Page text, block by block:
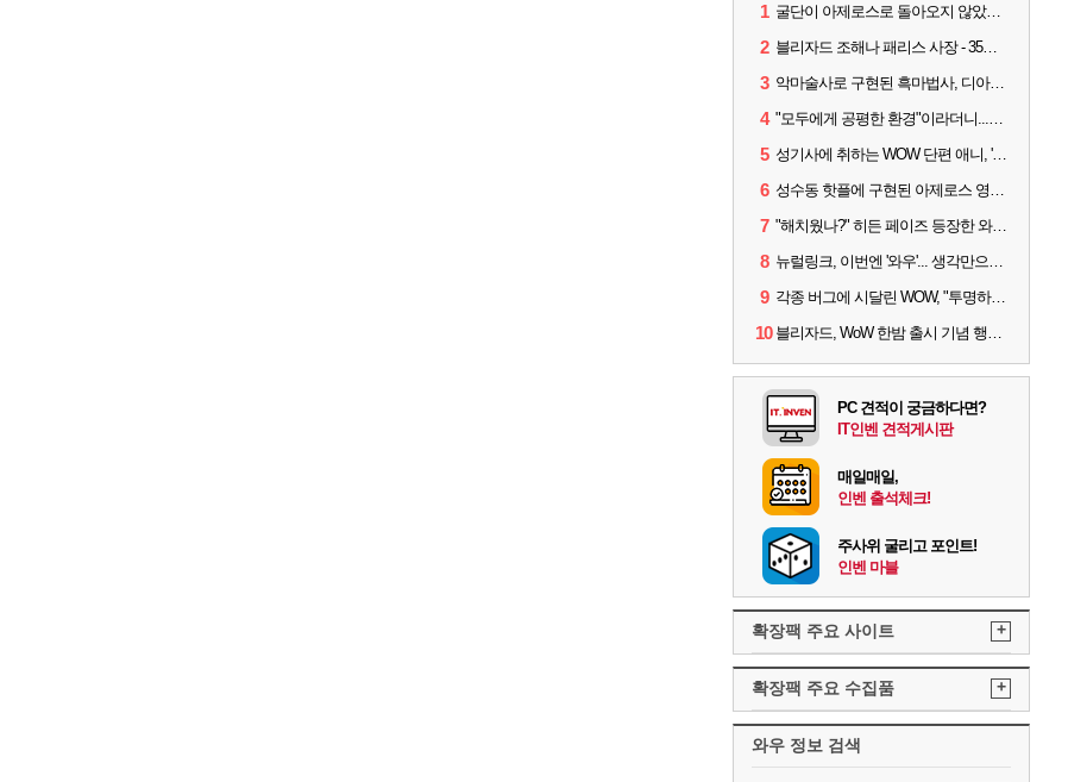
1 굴단이 아제로스로 돌아오지 않았다면? 와우 클래식+ 주목
2 블리자드 조해나 패리스 사장 - 35년 역사, 그리고 비전
3 악마술사로 구현된 흑마법사, 디아4 x 와우 콜라보 살펴보기
4 "모두에게 공평한 환경"이라더니...여전히 살아있는 애드온
5 성기사에 취하는 WOW 단편 애니, '신성한 모든 것'
6 성수동 핫플에 구현된 아제로스 영웅들의 안식처, WoW 홈스윗홈
7 "해치웠나?" 히든 페이즈 등장한 와우 '한밤', 세계 최초 킬은 '팀 리퀴드'
8 뉴럴링크, 이번엔 '와우'... 생각만으로 게임하는 시대 성큼
9 각종 버그에 시달린 WOW, "투명하고 신속한 소통과 대응 약속"
10 블리자드, WoW 한밤 출시 기념 행사 '홈스윗홈' 28일 개최
PC 견적이 궁금하다면?
IT인벤 견적게시판
매일매일,
인벤 출석체크!
주사위 굴리고 포인트!
인벤 마블
확장팩 주요 사이트 +
확장팩 주요 수집품 +
와우 정보 검색